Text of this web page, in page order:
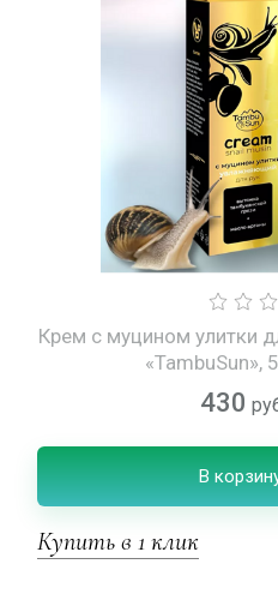
Крем с муцином улитки
«TambuSun»,
430
В
Купить в 1 клик